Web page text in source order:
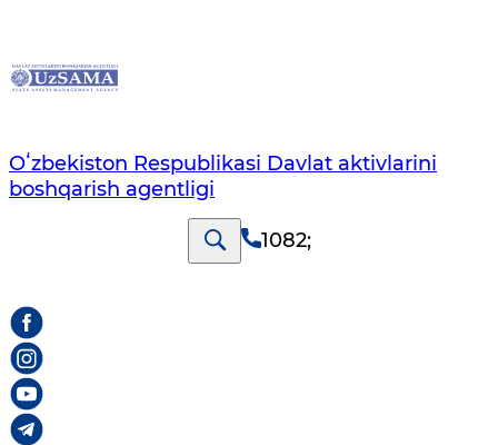
Oʻzbekiston Respublikasi Davlat aktivlarini
boshqarish agentligi
1082;